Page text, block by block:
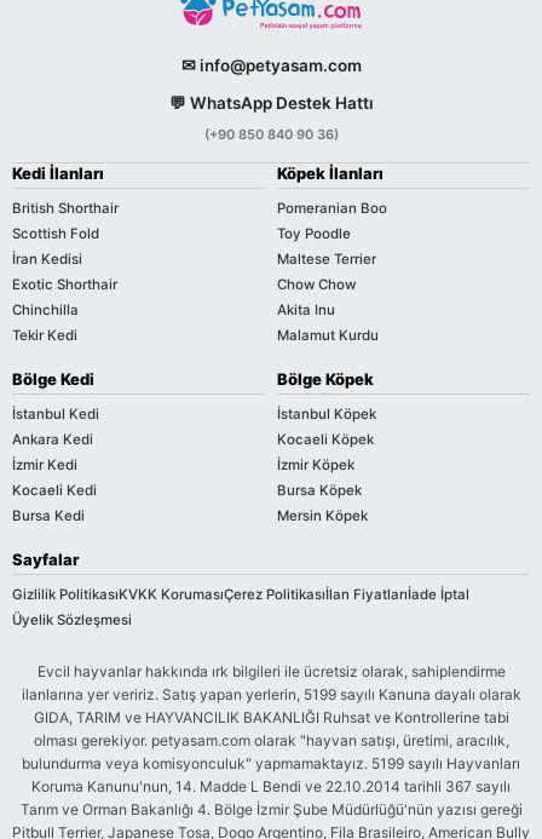
✉ info@petyasam.com
💬 WhatsApp Destek Hattı
(+90 850 840 90 36)
Kedi İlanları
British Shorthair
Scottish Fold
İran Kedisi
Exotic Shorthair
Chinchilla
Tekir Kedi
Köpek İlanları
Pomeranian Boo
Toy Poodle
Maltese Terrier
Chow Chow
Akita Inu
Malamut Kurdu
Bölge Kedi
İstanbul Kedi
Ankara Kedi
İzmir Kedi
Kocaeli Kedi
Bursa Kedi
Bölge Köpek
İstanbul Köpek
Kocaeli Köpek
İzmir Köpek
Bursa Köpek
Mersin Köpek
Sayfalar
Gizlilik PolitikasıKVKK KorumasıÇerez Politikasıİlan Fiyatlarıİade İptal
Üyelik Sözleşmesi
Evcil hayvanlar hakkında ırk bilgileri ile ücretsiz olarak, sahiplendirme
ilanlarına yer veririz. Satış yapan yerlerin, 5199 sayılı Kanuna dayalı olarak
GIDA, TARIM ve HAYVANCILIK BAKANLIĞI Ruhsat ve Kontrollerine tabi
olması gerekiyor. petyasam.com olarak "hayvan satışı, üretimi, aracılık,
bulundurma veya komisyonculuk" yapmamaktayız. 5199 sayılı Hayvanları
Koruma Kanunu'nun, 14. Madde L Bendi ve 22.10.2014 tarihli 367 sayılı
Tarım ve Orman Bakanlığı 4. Bölge İzmir Şube Müdürlüğü'nün yazısı gereği
Pitbull Terrier, Japanese Tosa, Dogo Argentino, Fila Brasileiro, American Bully